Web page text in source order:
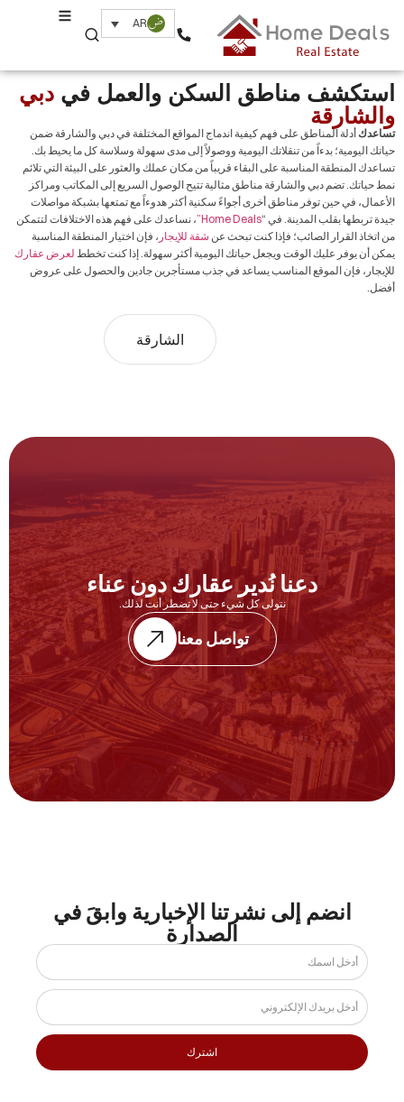
AR المناطق
› المناطق
استكشف مناطق السكن والعمل في دبي
والشارقة
تساعدك أدلة المناطق على فهم كيفية اندماج المواقع المختلفة في دبي والشارقة ضمن
حياتك اليومية؛ بدءاً من تنقلاتك اليومية ووصولاً إلى مدى سهولة وسلاسة كل ما يحيط بك.
تساعدك المنطقة المناسبة على البقاء قريباً من مكان عملك والعثور على البيئة التي تلائم
نمط حياتك. تضم دبي والشارقة مناطق مثالية تتيح الوصول السريع إلى المكاتب ومراكز
الأعمال، في حين توفر مناطق أخرى أجواءً سكنية أكثر هدوءاً مع تمتعها بشبكة مواصلات
جيدة تربطها بقلب المدينة. في “Home Deals” ، نساعدك على فهم هذه الاختلافات لتتمكن
من اتخاذ القرار الصائب؛ فإذا كنت تبحث عن شقة للإيجار ، فإن اختيار المنطقة المناسبة
يمكن أن يوفر عليك الوقت ويجعل حياتك اليومية أكثر سهولة. إذا كنت تخطط لعرض عقارك
للإيجار، فإن الموقع المناسب يساعد في جذب مستأجرين جادين والحصول على عروض
أفضل.
الشارقة
دعنا نُدير عقارك دون عناء
نتولى كل شيء حتى لا تضطر أنت لذلك.
تواصل معنا
انضم إلى نشرتنا الإخبارية وابقَ في
الصدارة
اشترك